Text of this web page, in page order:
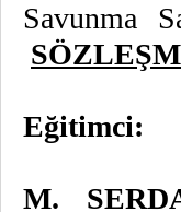
Savunma
Eğitimci:
M.